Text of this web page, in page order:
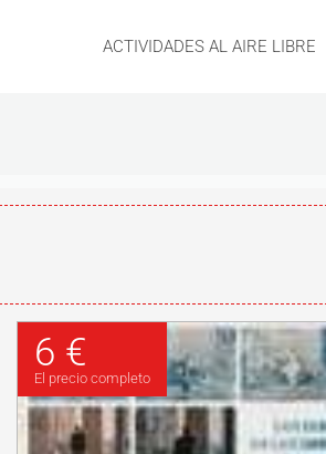
ACTIVIDADES AL AIRE LIBRE
6 €
El precio completo